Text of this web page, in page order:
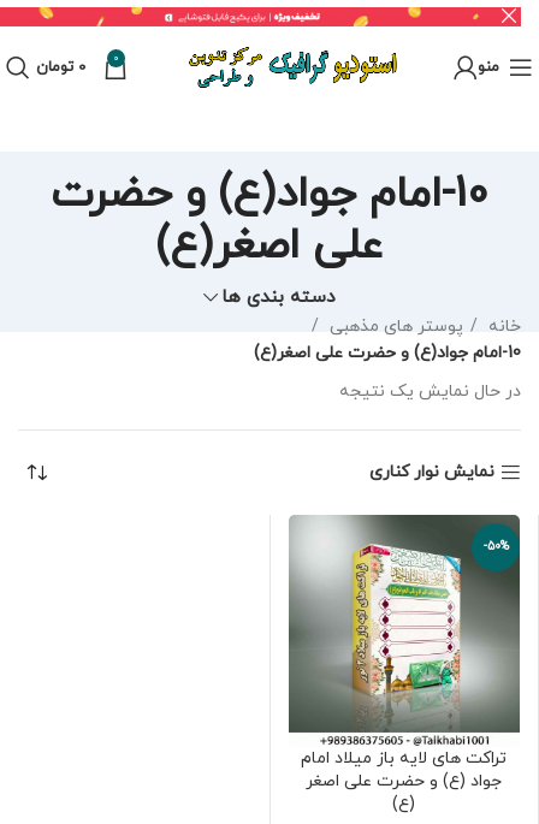
منو 0
0 تومان
10-امام جواد(ع) و حضرت
علی اصغر(ع)
دسته بندی ها
خانه
پوستر های مذهبی
10-امام جواد(ع) و حضرت علی اصغر(ع)
در حال نمایش یک نتیجه
نمایش نوار کناری
-50%
تراکت های لایه باز میلاد امام
جواد (ع) و حضرت علی اصغر
(ع)